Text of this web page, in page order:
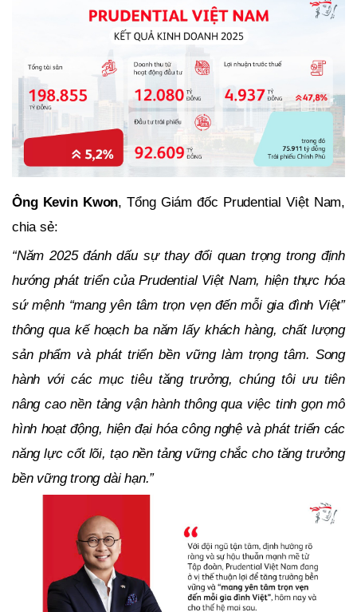
Ông Kevin Kwon, Tổng Giám đốc Prudential Việt Nam,
chia sẻ:
“Năm 2025 đánh dấu sự thay đổi quan trọng trong định
hướng phát triển của Prudential Việt Nam, hiện thực hóa
sứ mệnh “mang yên tâm trọn vẹn đến mỗi gia đình Việt”
thông qua kế hoạch ba năm lấy khách hàng, chất lượng
sản phẩm và phát triển bền vững làm trọng tâm. Song
hành với các mục tiêu tăng trưởng, chúng tôi ưu tiên
nâng cao nền tảng vận hành thông qua việc tinh gọn mô
hình hoạt động, hiện đại hóa công nghệ và phát triển các
năng lực cốt lõi, tạo nền tảng vững chắc cho tăng trưởng
bền vững trong dài hạn.”